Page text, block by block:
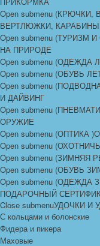
Open submenu
ВЕРТЛЮЖКИ, КАРАБИНЫ
Open submenu
НА ПРИРОДЕ
Open submenu (ОДЕЖДА
Open submenu (ОБУВЬ
Open submenu
И ДАЙВИНГ
Open submenu
ОРУЖИЕ
Open submenu (ОПТИКА )
Open submenu
Open submenu (ЗИМНЯЯ
Open submenu (ОБУВЬ
Open submenu (ОДЕЖДА
ПОДАРОЧНЫЙ
Close submenuУДОЧКИ И
С кольцами и болонские
Фидера и пикера
Маховые